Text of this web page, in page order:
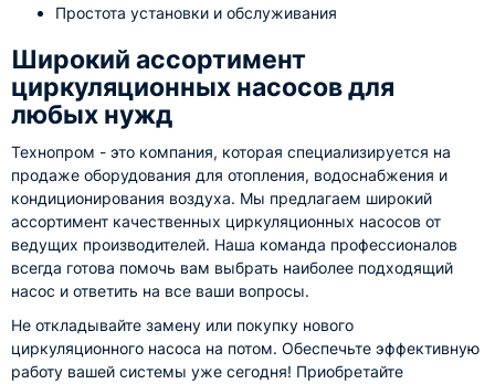
Простота установки и обслуживания
Широкий ассортимент
циркуляционных насосов для
любых нужд
Технопром - это компания, которая специализируется на
продаже оборудования для отопления, водоснабжения и
кондиционирования воздуха. Мы предлагаем широкий
ассортимент качественных циркуляционных насосов от
ведущих производителей. Наша команда профессионалов
всегда готова помочь вам выбрать наиболее подходящий
насос и ответить на все ваши вопросы.
Не откладывайте замену или покупку нового
циркуляционного насоса на потом. Обеспечьте эффективную
работу вашей системы уже сегодня! Приобретайте